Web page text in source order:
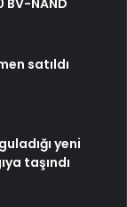
BV-NAND
satıldı
yeni
taşındı